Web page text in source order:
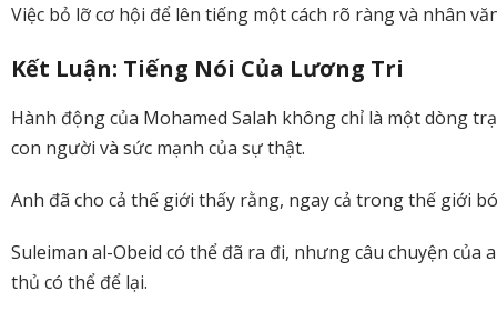
Việc bỏ lỡ cơ hội để lên tiếng một cách rõ ràng và nhân
Kết Luận: Tiếng Nói Của Lương Tri
Hành động của Mohamed Salah không chỉ là một dòng
con người và sức mạnh của sự thật.
Anh đã cho cả thế giới thấy rằng, ngay cả trong thế giới
Suleiman al-Obeid có thể đã ra đi, nhưng câu chuyện của
thủ có thể để lại.